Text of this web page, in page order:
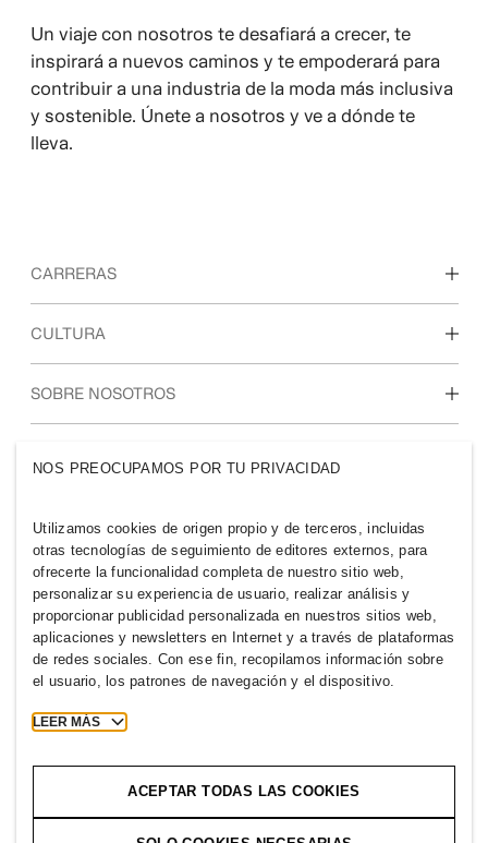
Un viaje con nosotros te desafiará a crecer, te
inspirará a nuevos caminos y te empoderará para
contribuir a una industria de la moda más inclusiva
y sostenible. Únete a nosotros y ve a dónde te
lleva.
CARRERAS
Descubre nuestras áreas de trabajo
CULTURA
Nuestra cultura y beneficios
SOBRE NOSOTROS
Sostenibilidad
PARAGUAY
Prensa Políticas y privacidad
Cookies
NOS PREOCUPAMOS POR TU PRIVACIDAD
Utilizamos cookies de origen propio y de terceros, incluidas
otras tecnologías de seguimiento de editores externos, para
ofrecerte la funcionalidad completa de nuestro sitio web,
personalizar su experiencia de usuario, realizar análisis y
proporcionar publicidad personalizada en nuestros sitios web,
aplicaciones y newsletters en Internet y a través de plataformas
de redes sociales. Con ese fin, recopilamos información sobre
el usuario, los patrones de navegación y el dispositivo.
LEER MÁS
ACEPTAR TODAS LAS COOKIES